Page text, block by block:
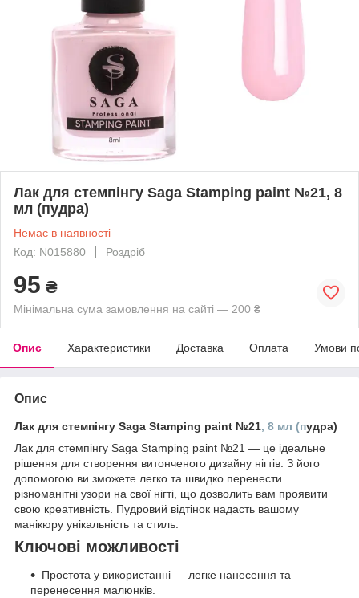
Лак для стемпінгу Saga Stamping paint №21, 8
мл (пудра)
Немає в наявності
Код: N015880
Роздріб
95 ₴
Мінімальна сума замовлення на сайті — 200 ₴
Опис Характеристики Доставка Оплата Умови
Опис
Лак для стемпінгу Saga Stamping paint №21, 8 мл (пудра)
Лак для стемпінгу Saga Stamping paint №21 — це ідеальне
рішення для створення витонченого дизайну нігтів. З його
допомогою ви зможете легко та швидко перенести
різноманітні узори на свої нігті, що дозволить вам проявити
свою креативність. Пудровий відтінок надасть вашому
манікюру унікальність та стиль.
Ключові можливості
Простота у використанні — легке нанесення та
перенесення малюнків.